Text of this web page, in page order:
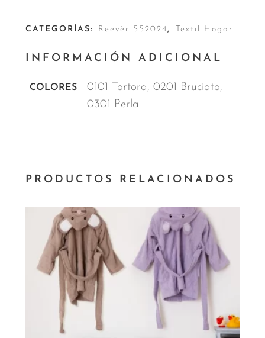
CATEGORÍAS: Reevèr SS2024, Textil Hogar
INFORMACIÓN ADICIONAL
COLORES
0101 Tortora, 0201 Bruciato,
0301 Perla
PRODUCTOS RELACIONADOS